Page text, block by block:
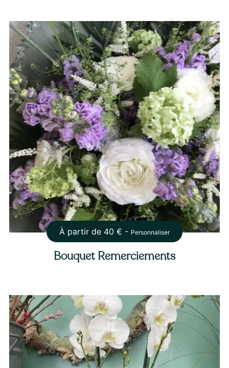
À partir de 40 € - Personnaliser
Bouquet Remerciements